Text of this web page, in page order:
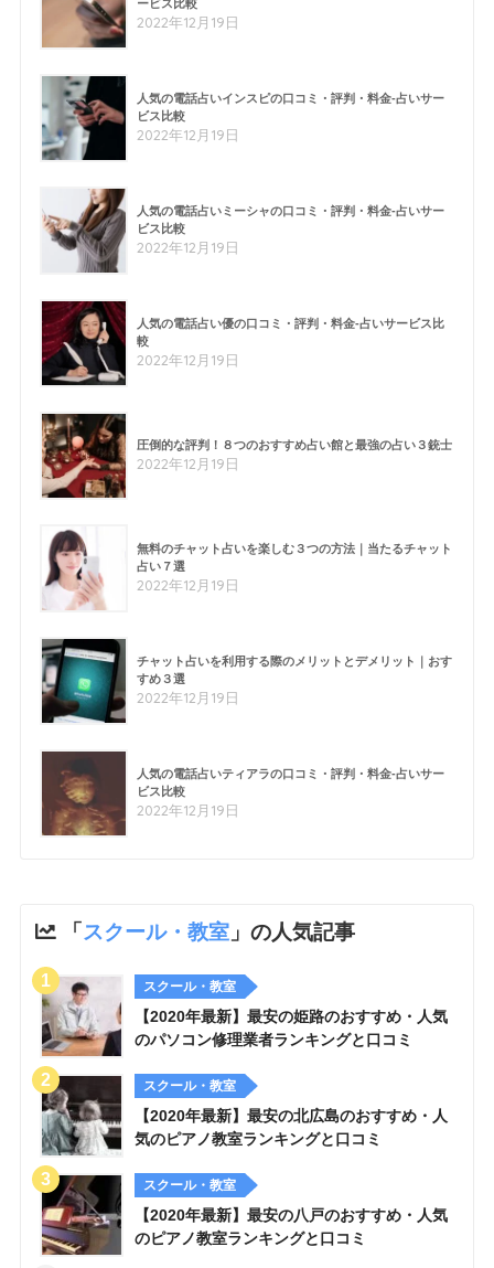
ービス比較
2022年12月19日
人気の電話占いインスピの口コミ・評判・料金-占いサー
ビス比較
2022年12月19日
人気の電話占いミーシャの口コミ・評判・料金-占いサー
ビス比較
2022年12月19日
人気の電話占い優の口コミ・評判・料金-占いサービス比
較
2022年12月19日
圧倒的な評判！８つのおすすめ占い館と最強の占い３銃士
2022年12月19日
無料のチャット占いを楽しむ３つの方法｜当たるチャット
占い７選
2022年12月19日
チャット占いを利用する際のメリットとデメリット｜おす
すめ３選
2022年12月19日
人気の電話占いティアラの口コミ・評判・料金-占いサー
ビス比較
2022年12月19日
「スクール・教室」の人気記事
スクール・教室
【2020年最新】最安の姫路のおすすめ・人気
のパソコン修理業者ランキングと口コミ
スクール・教室
【2020年最新】最安の北広島のおすすめ・人
気のピアノ教室ランキングと口コミ
スクール・教室
【2020年最新】最安の八戸のおすすめ・人気
のピアノ教室ランキングと口コミ